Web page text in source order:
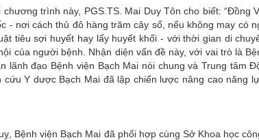
trình này, PGS.TS. Mai Duy Tôn cho biết: “Đồng
- nơi cách thủ đô hàng trăm cây số, nếu không may có
tiêu sợi huyết hay lấy huyết khối - với thời gian di
của người bệnh. Nhận diện vấn đề này, với vai trò là
lãnh đạo Bệnh viện Bạch Mai nói chung và Trung tâm
Y dược Bạch Mai đã lập chiến lược nâng cao năng
Bệnh viện Bạch Mai đã phối hợp cùng Sở Khoa học